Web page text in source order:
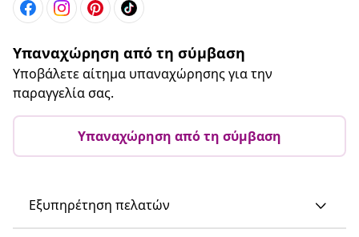
Υπαναχώρηση από τη σύμβαση
Υποβάλετε αίτημα υπαναχώρησης για την
παραγγελία σας.
Υπαναχώρηση από τη σύμβαση
Εξυπηρέτηση πελατών